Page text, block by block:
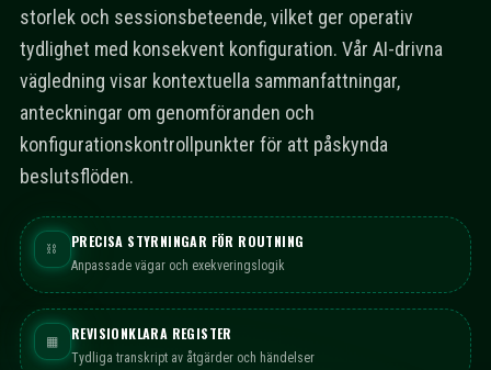
storlek och sessionsbeteende, vilket ger operativ
tydlighet med konsekvent konfiguration. Vår AI-drivna
vägledning visar kontextuella sammanfattningar,
anteckningar om genomföranden och
konfigurationskontrollpunkter för att påskynda
beslutsflöden.
⛓ PRECISA STYRNINGAR FÖR ROUTNING
Anpassade vägar och exekveringslogik
▦ REVISIONKLARA REGISTER
Tydliga transkript av åtgärder och händelser